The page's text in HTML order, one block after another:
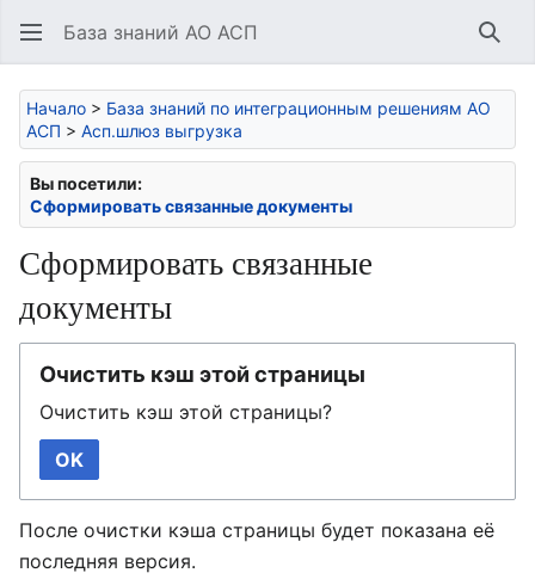
База знаний АО АСП
Начало > База знаний по интеграционным решениям АО
АСП > Асп.шлюз выгрузка
Вы посетили:
Сформировать связанные документы
Сформировать связанные
документы
Очистить кэш этой страницы
Очистить кэш этой страницы?
OK
После очистки кэша страницы будет показана её
последняя версия.